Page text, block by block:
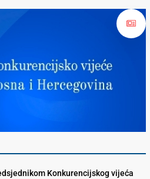
Konkurencijskog vijeća